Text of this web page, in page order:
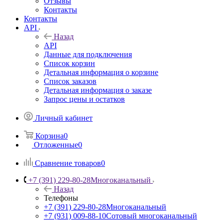
Контакты
Контакты
API
Назад
API
Данные для подключения
Список корзин
Детальная информация о корзине
Список заказов
Детальная информация о заказе
Запрос цены и остатков
Личный кабинет
Корзина0
Отложенные0
Сравнение товаров0
+7 (391) 229-80-28Многоканальный
Назад
Телефоны
+7 (391) 229-80-28Многоканальный
+7 (931) 009-88-10Сотовый многоканальный